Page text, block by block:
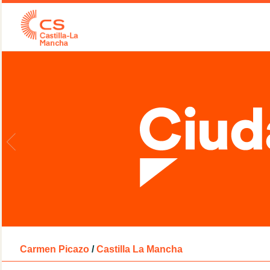
Carmen Picazo / Castilla La Mancha